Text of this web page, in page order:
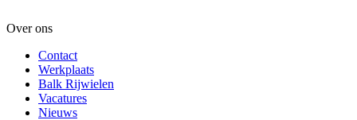
Over ons
Contact
Werkplaats
Balk Rijwielen
Vacatures
Nieuws